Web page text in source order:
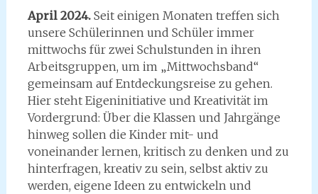
April 2024. Seit einigen Monaten treffen sich
unsere Schülerinnen und Schüler immer
mittwochs für zwei Schulstunden in ihren
Arbeitsgruppen, um im „Mittwochsband“
gemeinsam auf Entdeckungsreise zu gehen.
Hier steht Eigeninitiative und Kreativität im
Vordergrund: Über die Klassen und Jahrgänge
hinweg sollen die Kinder mit- und
voneinander lernen, kritisch zu denken und zu
hinterfragen, kreativ zu sein, selbst aktiv zu
werden, eigene Ideen zu entwickeln und